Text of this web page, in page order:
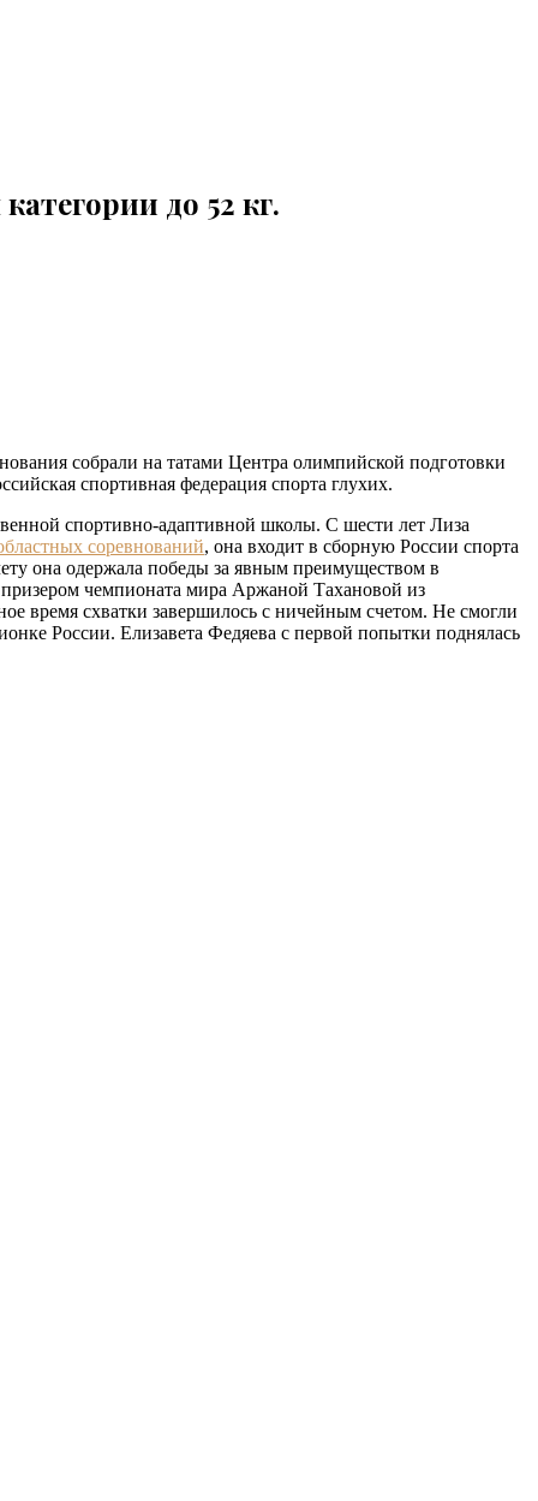
до 52 кг.
собрали на татами Центра олимпийской подготовки
спортивная федерация спорта глухих.
спортивно-адаптивной школы. С шести лет Лиза
соревнований, она входит в сборную России спорта
она одержала победы за явным преимуществом в
чемпионата мира Аржаной Тахановой из
время схватки завершилось с ничейным счетом. Не смогли
России. Елизавета Федяева с первой попытки поднялась